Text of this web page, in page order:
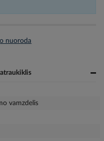
nuoroda
vamzdelis